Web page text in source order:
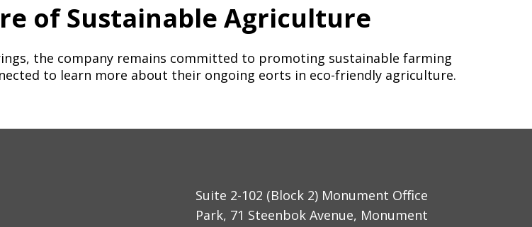
the company remains committed to promoting sustainable farming
to learn more about their ongoing efforts in eco-friendly agriculture.
Suite 2-102 (Block 2) Monument Oﬃce
Park, 71 Steenbok Avenue, Monument